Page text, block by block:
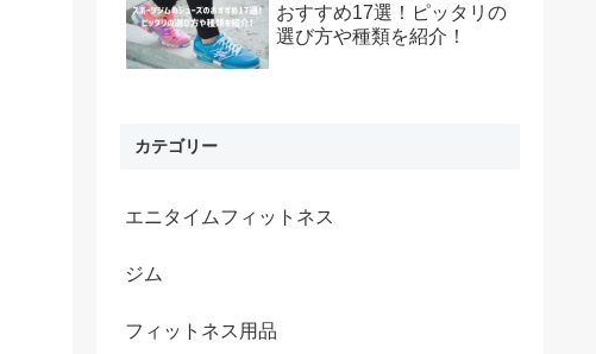
おすすめ17選！ピッタリの
選び方や種類を紹介！
カテゴリー
エニタイムフィットネス
ジム
フィットネス用品